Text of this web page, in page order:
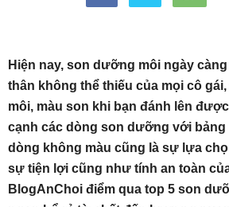
Hiện nay, son dưỡng môi ngày
thân không thể thiếu của mọi cô
môi, màu son khi bạn đánh lên
cạnh các dòng son dưỡng với bảng
dòng không màu cũng là sự lựa
sự tiện lợi cũng như tính an toàn
BlogAnChoi điểm qua top 5 son